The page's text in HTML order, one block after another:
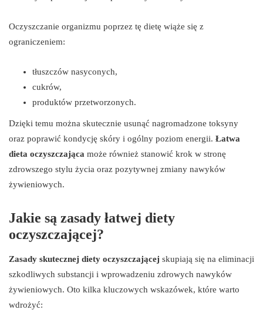
Oczyszczanie organizmu poprzez tę dietę wiąże się z
ograniczeniem:
tłuszczów nasyconych,
cukrów,
produktów przetworzonych.
Dzięki temu można skutecznie usunąć nagromadzone toksyny
oraz poprawić kondycję skóry i ogólny poziom energii. Łatwa
dieta oczyszczająca może również stanowić krok w stronę
zdrowszego stylu życia oraz pozytywnej zmiany nawyków
żywieniowych.
Jakie są zasady łatwej diety
oczyszczającej?
Zasady skutecznej diety oczyszczającej skupiają się na eliminacji
szkodliwych substancji i wprowadzeniu zdrowych nawyków
żywieniowych. Oto kilka kluczowych wskazówek, które warto
wdrożyć: